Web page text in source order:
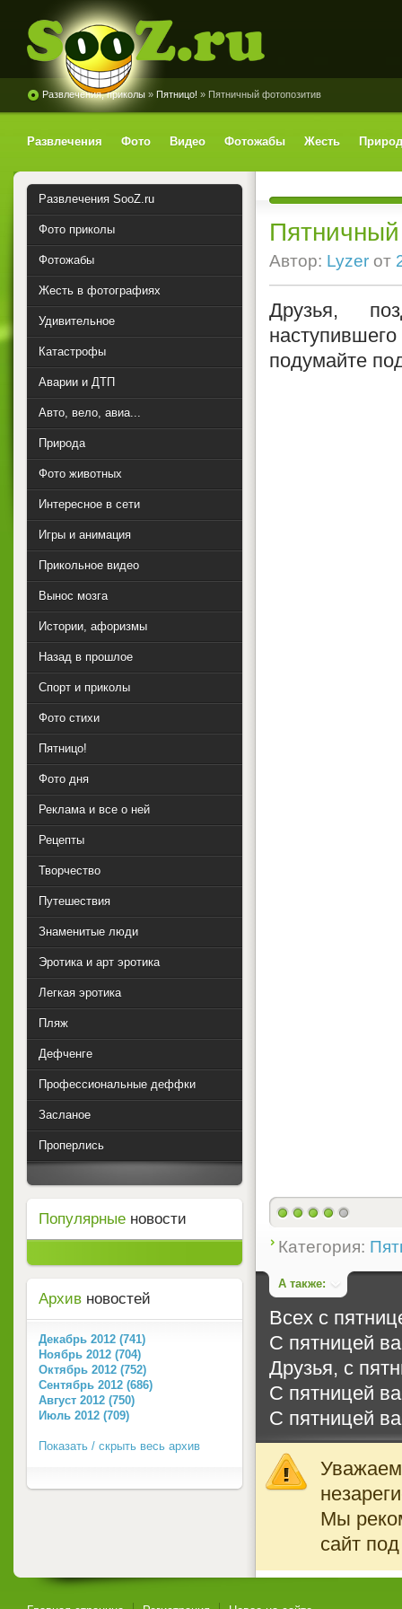
Развлечения, приколы » Пятницо! » Пятничный фотопозитив
Развлечения Фото Видео Фотожабы Жесть
Автор: Lyzer от
Друзья,
подумайте
Категория:
А также:
Всех с
С пятницей
Друзья, с
С пятницей
C пятницей
Мы
сайт
Развлечения SooZ.ru
Фото приколы
Фотожабы
Жесть в фотографиях
Удивительное
Катастрофы
Аварии и ДТП
Авто, вело, авиа...
Природа
Фото животных
Интересное в сети
Игры и анимация
Прикольное видео
Вынос мозга
Истории, афоризмы
Назад в прошлое
Спорт и приколы
Фото стихи
Пятницо!
Фото дня
Реклама и все о ней
Рецепты
Творчество
Путешествия
Знаменитые люди
Эротика и арт эротика
Легкая эротика
Пляж
Дефченге
Профессиональные деффки
Засланое
Проперлись
Популярные новости
Архив новостей
Декабрь 2012 (741)
Ноябрь 2012 (704)
Октябрь 2012 (752)
Сентябрь 2012 (686)
Август 2012 (750)
Июль 2012 (709)
Показать / скрыть весь архив